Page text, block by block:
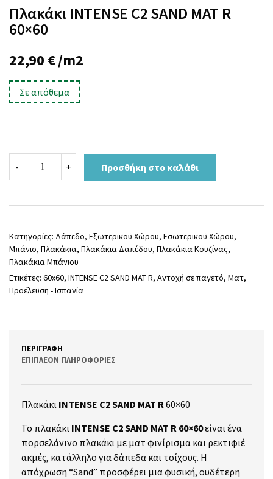
Πλακάκι INTENSE C2 SAND MAT R
60×60
22,90 €/m2
Σε απόθεμα
-
INTENSE
C2
MAT
60x60
ποσότητα
+ Προσθήκη στο καλάθι
Κατηγορίες: Δάπεδο, Εξωτερικού Χώρου, Εσωτερικού Χώρου,
Μπάνιο, Πλακάκια, Πλακάκια Δαπέδου, Πλακάκια Κουζίνας,
Πλακάκια Μπάνιου
Ετικέτες: 60x60, INTENSE C2 SAND MAT R, Αντοχή σε παγετό, Ματ,
Προέλευση - Ισπανία
ΠΕΡΙΓΡΑΦΉ
ΕΠΙΠΛΈΟΝ ΠΛΗΡΟΦΟΡΊΕΣ
Πλακάκι INTENSE C2 SAND MAT R 60×60
Το πλακάκι INTENSE C2 SAND MAT R 60×60είναι ένα
πορσελάνινο πλακάκι με ματ φινίρισμα και ρεκτιφιέ
ακμές, κατάλληλο για δάπεδα και τοίχους. Η
απόχρωση “Sand” προσφέρει μια φυσική, ουδέτερη